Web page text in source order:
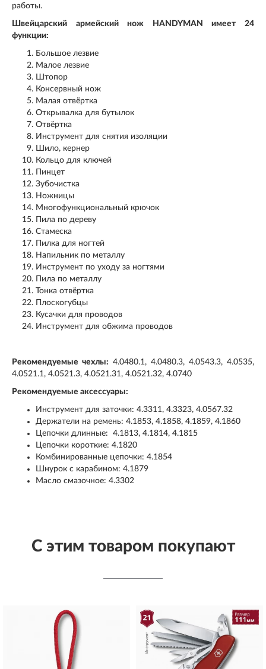
работы.
Швейцарский армейский нож HANDYMAN имеет 24
функции:
Большое лезвие
Малое лезвие
Штопор
Консервный нож
Малая отвёртка
Открывалка для бутылок
Отвёртка
Инструмент для снятия изоляции
Шило, кернер
Кольцо для ключей
Пинцет
Зубочистка
Ножницы
Многофункциональный крючок
Пила по дереву
Стамеска
Пилка для ногтей
Напильник по металлу
Инструмент по уходу за ногтями
Пила по металлу
Тонка отвёртка
Плоскогубцы
Кусачки для проводов
Инструмент для обжима проводов
Рекомендуемые чехлы: 4.0480.1, 4.0480.3, 4.0543.3, 4.0535,
4.0521.1, 4.0521.3, 4.0521.31, 4.0521.32, 4.0740
Рекомендуемые аксессуары:
Инструмент для заточки: 4.3311, 4.3323, 4.0567.32
Держатели на ремень: 4.1853, 4.1858, 4.1859, 4.1860
Цепочки длинные: 4.1813, 4.1814, 4.1815
Цепочки короткие: 4.1820
Комбинированные цепочки: 4.1854
Шнурок с карабином: 4.1879
Масло смазочное: 4.3302
С этим товаром покупают